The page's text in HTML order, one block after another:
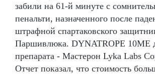
забили на 61-й минуте с
пенальти, назначенного после
штрафной спартаковского
Паршивлюка. DYNATROPE 10ME
препарата - Мастерон Lyka Labs
Отчет показал, что стоимость